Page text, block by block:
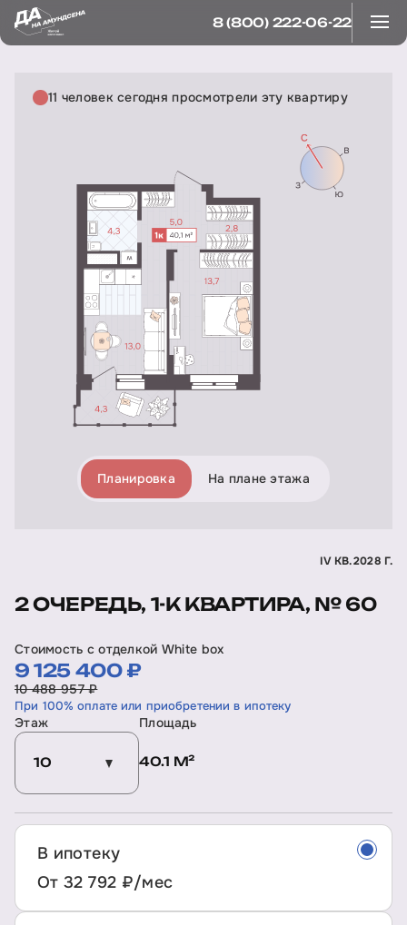
8 (800) 222-06-22
11 человек сегодня просмотрели эту квартиру
Планировка На плане этажа
IV КВ. 2028 Г.
2 ОЧЕРЕДЬ, 1-К КВАРТИРА, № 60
Стоимость с отделкой White box
9 125 400 ₽
10 488 957 ₽
При 100% оплате или приобретении в ипотеку
Этаж
10
Площадь
40.1 М²
В ипотеку
От 32 792 ₽/мес